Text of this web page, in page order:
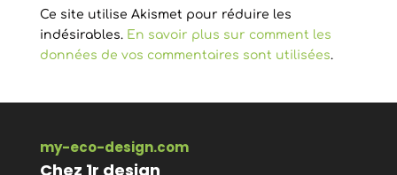
Ce site utilise Akismet pour réduire les
indésirables. En savoir plus sur comment les
données de vos commentaires sont utilisées.
my-eco-design.com
Chez 1r design